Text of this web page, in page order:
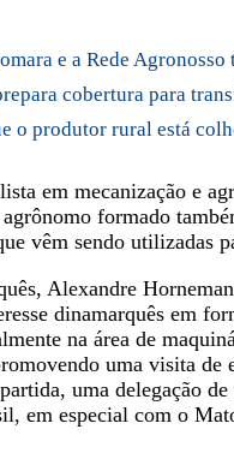
e a Rede
cobertura para
o produtor rural está
em mecanização e
formado
vêm sendo utilizadas
Alexandre
dinamarquês em
na área de
uma visita
uma delegação
em especial com o